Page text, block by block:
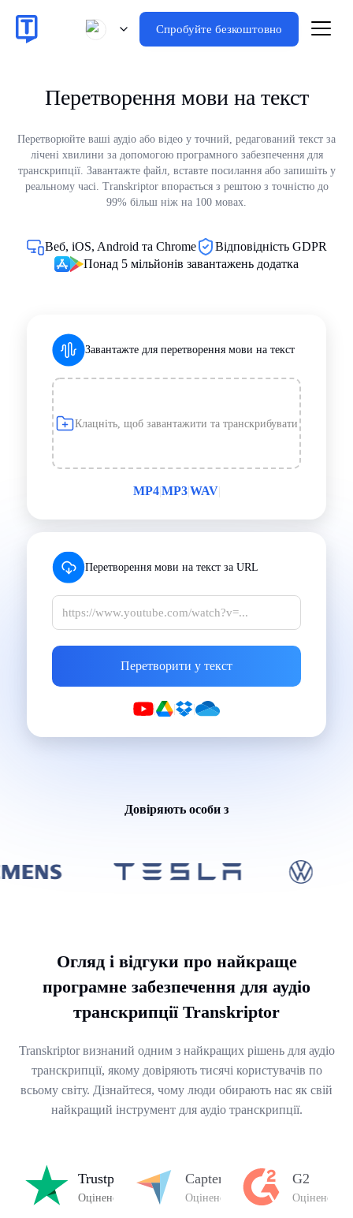
Спробуйте безкоштовно
Перетворення мови на текст
Перетворюйте ваші аудіо або відео у точний, редагований текст за
лічені хвилини за допомогою програмного забезпечення для
транскрипції. Завантажте файл, вставте посилання або запишіть у
реальному часі. Transkriptor впорається з рештою з точністю до
99% більш ніж на 100 мовах.
Веб, iOS, Android та Chrome
Відповідність GDPR
Понад 5 мільйонів завантажень додатка
Завантажте для перетворення мови на текст
Клацніть, щоб завантажити та транскрибувати
MP4|MP3|WAV|
Перетворення мови на текст за URL
Перетворити у текст
| | |
Довіряють особи з
Огляд і відгуки про найкраще
програмне забезпечення для аудіо
транскрипції Transkriptor
Transkriptor визнаний одним з найкращих рішень для аудіо
транскрипції, якому довіряють тисячі користувачів по
всьому світу. Дізнайтеся, чому люди обирають нас як свій
найкращий інструмент для аудіо транскрипції.
Trustpilot
Оцінено на 4.8/5 на Trustpilot
Capterra
Оцінено 4.8/5 на Capterra
G2
Оцінено